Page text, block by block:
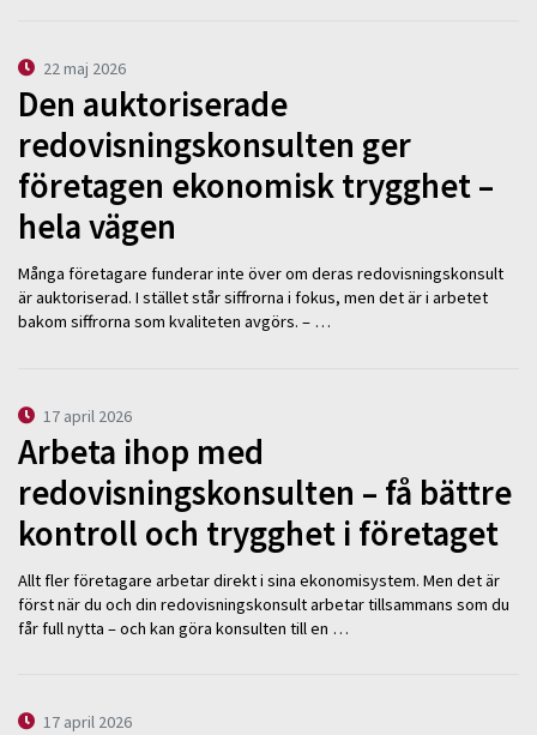
22 maj 2026
Den auktoriserade
redovisningskonsulten ger
företagen ekonomisk trygghet –
hela vägen
Många företagare funderar inte över om deras redovisningskonsult
är auktoriserad. I stället står siffrorna i fokus, men det är i arbetet
bakom siffrorna som kvaliteten avgörs. – …
17 april 2026
Arbeta ihop med
redovisningskonsulten – få bättre
kontroll och trygghet i företaget
Allt fler företagare arbetar direkt i sina ekonomisystem. Men det är
först när du och din redovisningskonsult arbetar tillsammans som du
får full nytta – och kan göra konsulten till en …
17 april 2026